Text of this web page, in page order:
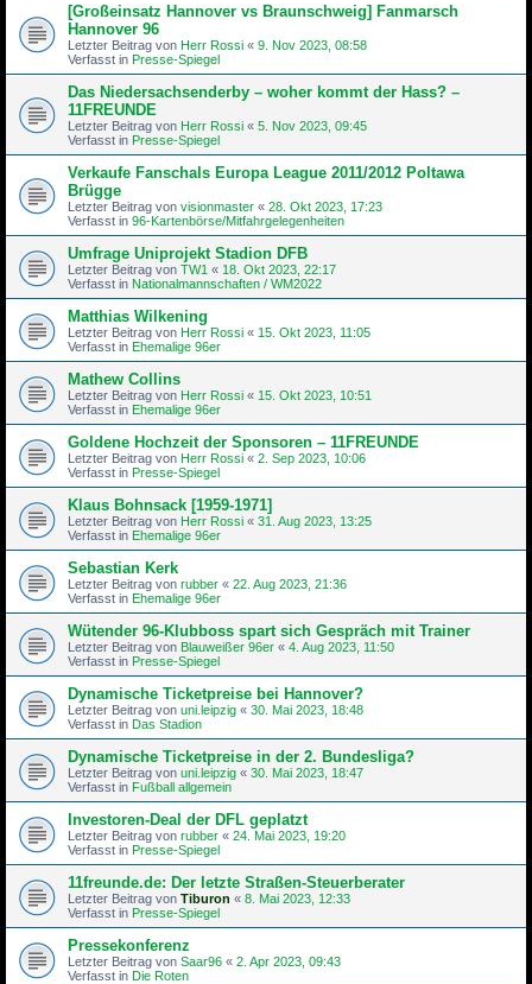
[Großeinsatz Hannover vs Braunschweig] Fanmarsch
Hannover 96
Letzter Beitrag von Herr Rossi « 9. Nov 2023, 08:58
Verfasst in Presse-Spiegel
Das Niedersachsenderby – woher kommt der Hass? –
11FREUNDE
Letzter Beitrag von Herr Rossi « 5. Nov 2023, 09:45
Verfasst in Presse-Spiegel
Verkaufe Fanschals Europa League 2011/2012 Poltawa
Brügge
Letzter Beitrag von visionmaster « 28. Okt 2023, 17:23
Verfasst in 96-Kartenbörse/Mitfahrgelegenheiten
Umfrage Uniprojekt Stadion DFB
Letzter Beitrag von TW1 « 18. Okt 2023, 22:17
Verfasst in Nationalmannschaften / WM2022
Matthias Wilkening
Letzter Beitrag von Herr Rossi « 15. Okt 2023, 11:05
Verfasst in Ehemalige 96er
Mathew Collins
Letzter Beitrag von Herr Rossi « 15. Okt 2023, 10:51
Verfasst in Ehemalige 96er
Goldene Hochzeit der Sponsoren – 11FREUNDE
Letzter Beitrag von Herr Rossi « 2. Sep 2023, 10:06
Verfasst in Presse-Spiegel
Klaus Bohnsack [1959-1971]
Letzter Beitrag von Herr Rossi « 31. Aug 2023, 13:25
Verfasst in Ehemalige 96er
Sebastian Kerk
Letzter Beitrag von rubber « 22. Aug 2023, 21:36
Verfasst in Ehemalige 96er
Wütender 96-Klubboss spart sich Gespräch mit Trainer
Letzter Beitrag von Blauweißer 96er « 4. Aug 2023, 11:50
Verfasst in Presse-Spiegel
Dynamische Ticketpreise bei Hannover?
Letzter Beitrag von uni.leipzig « 30. Mai 2023, 18:48
Verfasst in Das Stadion
Dynamische Ticketpreise in der 2. Bundesliga?
Letzter Beitrag von uni.leipzig « 30. Mai 2023, 18:47
Verfasst in Fußball allgemein
Investoren-Deal der DFL geplatzt
Letzter Beitrag von rubber « 24. Mai 2023, 19:20
Verfasst in Presse-Spiegel
11freunde.de: Der letzte Straßen-Steu­er­be­rater
Letzter Beitrag von Tiburon « 8. Mai 2023, 12:33
Verfasst in Presse-Spiegel
Pressekonferenz
Letzter Beitrag von Saar96 « 2. Apr 2023, 09:43
Verfasst in Die Roten